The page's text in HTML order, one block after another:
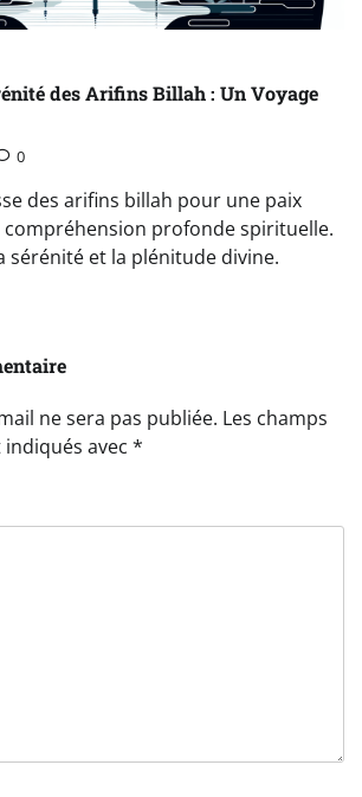
des Arifins Billah : Un Voyage
0
des arifins billah pour une paix
profonde spirituelle.
sérénité et la plénitude divine.
ne sera pas publiée. Les champs
avec *